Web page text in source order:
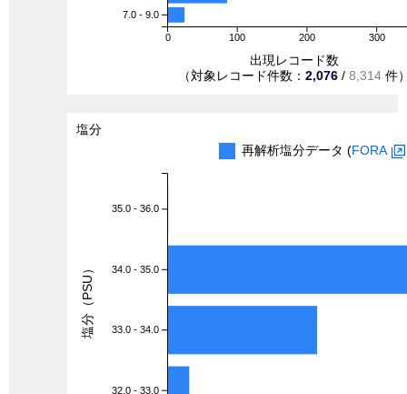
0 100 200 300
7.0 - 9.0
出現レコード数
（対象レコード件数： 2,076 / 8,314 件
塩分
再解析塩分データ (FORA
35.0 - 36.0
34.0 - 35.0
33.0 - 34.0
32.0 - 33.0
塩分（PSU）